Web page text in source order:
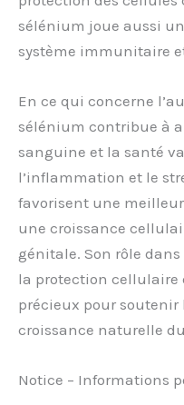
sélénium joue aussi
système immunitaire
En ce qui concerne
sélénium contribue à
sanguine et la santé
l’inflammation et le
favorisent une
une croissance
génitale. Son rôle
la protection
précieux pour soutenir
croissance naturelle
Notice – Informations